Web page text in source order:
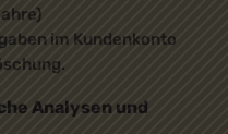
im Kundenkonto
Analysen und